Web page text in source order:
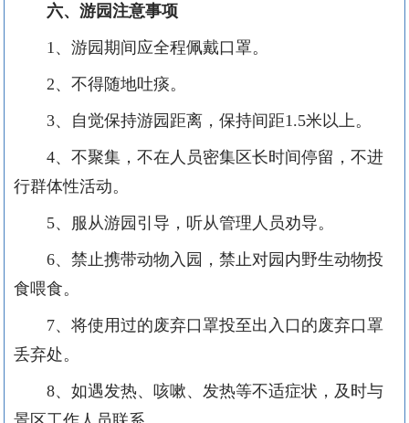
六、游园注意事项
1 、游园期间应全程佩戴口罩。
2、不得随地吐痰。
3、自觉保持游园距离，保持间距1.5米以上。
4、不聚集，不在人员密集区长时间停留，不进
行群体性活动。
5、服从游园引导，听从管理人员劝导。
6、禁止携带动物入园，禁止对园内野生动物投
食喂食。
7、将使用过的废弃口罩投至出入口的废弃口罩
丢弃处。
8、如遇发热、咳嗽、发热等不适症状，及时与